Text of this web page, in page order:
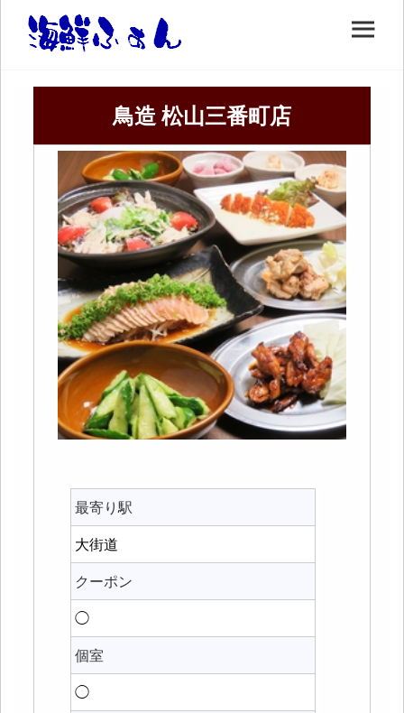
鳥造 松山三番町店
最寄り駅
大街道
クーポン
◯
個室
◯